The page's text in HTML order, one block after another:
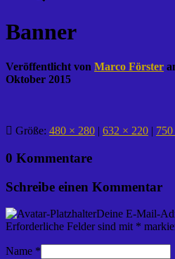
Banner
Veröffentlicht von Marco Förster
Oktober 2015
Größe: 480 × 280 | 632 × 220 | 750
0 Kommentare
Schreibe einen Kommentar
Deine E-Mail-
Erforderliche Felder sind mit *
Name *